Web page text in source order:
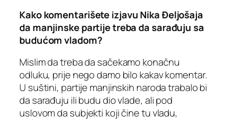
Kako komentarišete izjavu Nika Đeljošaja
da manjinske partije treba da sarađuju sa
budućom vladom?
Mislim da treba da sačekamo konačnu
odluku, prije nego damo bilo kakav komentar.
U suštini, partije manjinskih naroda trabalo bi
da sarađuju ili budu dio vlade, ali pod
uslovom da subjekti koji čine tu vladu,